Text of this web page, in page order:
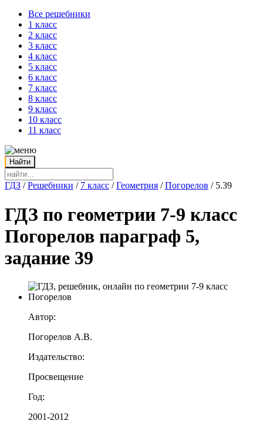
Все решебники
1 класс
2 класс
3 класс
4 класс
5 класс
6 класс
7 класс
8 класс
9 класс
10 класс
11 класс
ГДЗ / Решебники / 7 класс / Геометрия / Погорелов / 5.39
ГДЗ по геометрии 7-9 класс
Погорелов параграф 5,
задание 39
Автор:
Погорелов А.В.
Издательство:
Просвещение
Год:
2001-2012